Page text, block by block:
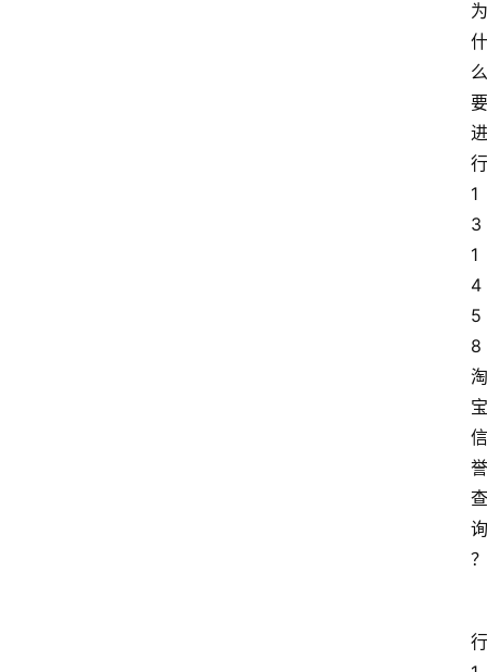
为
什
么
要
进
行
1
3
1
4
5
8
淘
宝
信
誉
查
询
？
行